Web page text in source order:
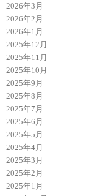
2026年3月
2026年2月
2026年1月
2025年12月
2025年11月
2025年10月
2025年9月
2025年8月
2025年7月
2025年6月
2025年5月
2025年4月
2025年3月
2025年2月
2025年1月